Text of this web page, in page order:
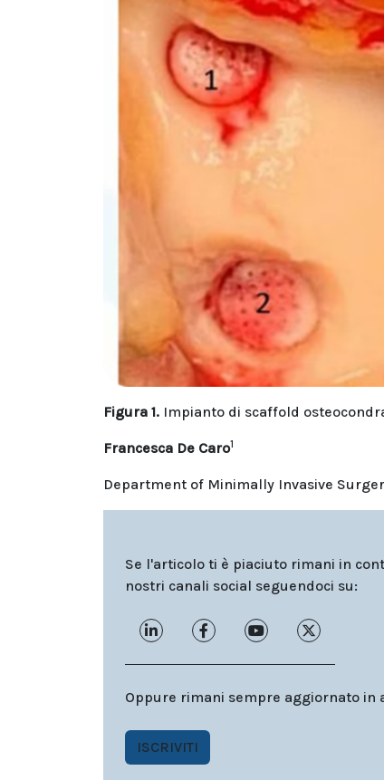
Figura 1. Impianto di scaffold
Francesca De Caro1
Department of Minimally Invasive
Se l'articolo ti è piaciuto rimani in
nostri canali social seguendoci su:
Oppure rimani sempre aggiornato
ISCRIVITI